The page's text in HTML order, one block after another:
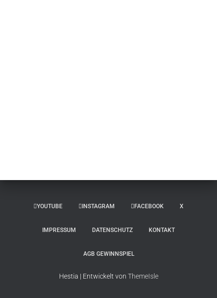
YOUTUBE INSTAGRAM FACEBOOK X
IMPRESSUM DATENSCHUTZ KONTAKT
AGB GEWINNSPIEL
Hestia | Entwickelt von ThemeIsle